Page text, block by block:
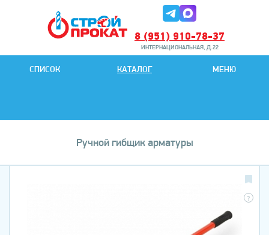
СПИСОК КАТАЛОГ МЕНЮ
8 (951) 910-78-37
ИНТЕРНАЦИОНАЛЬНАЯ, Д.22
ИНТЕРНАЦИОНАЛЬНАЯ, Д.22
Ручной гибщик арматуры
?